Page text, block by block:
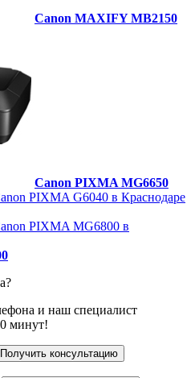
Canon MAXIFY MB2150
Canon PIXMA MG6650
и наш специалист
минут!
Получить консультацию